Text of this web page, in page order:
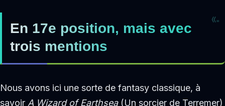
En 17e position, mais avec
trois mentions
Nous avons ici une sorte de fantasy classique, à
savoir A Wizard of Earthsea(Un sorcier de Terremer)